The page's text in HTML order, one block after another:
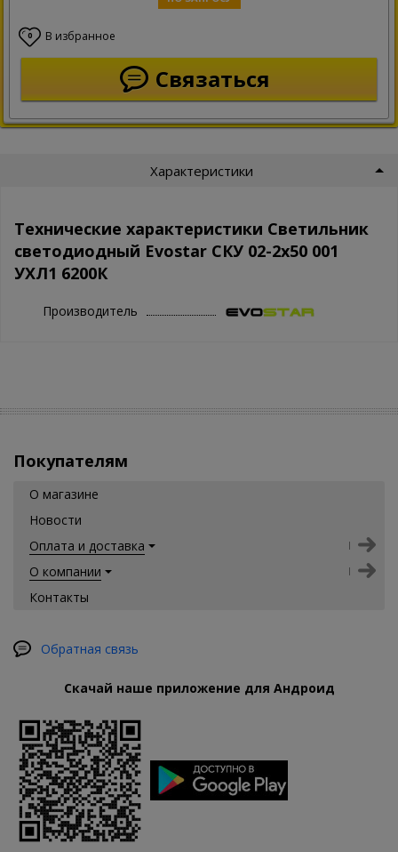
0 В избранное
Связаться
Характеристики
Технические характеристики Светильник
светодиодный Evostar СКУ 02-2x50 001
УХЛ1 6200К
Производитель
Покупателям
О магазине
Новости
Оплата и доставка
О компании
Контакты
Обратная связь
Скачай наше приложение для Андроид